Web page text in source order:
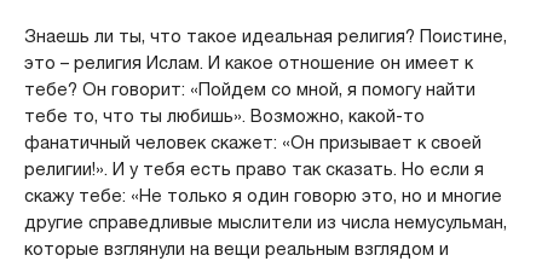
Знаешь ли ты, что такое идеальная религия? Поистине,
это – религия Ислам. И какое отношение он имеет к
тебе? Он говорит: «Пойдем со мной, я помогу найти
тебе то, что ты любишь». Возможно, какой-то
фанатичный человек скажет: «Он призывает к своей
религии!». И у тебя есть право так сказать. Но если я
скажу тебе: «Не только я один говорю это, но и многие
другие справедливые мыслители из числа немусульман,
которые взглянули на вещи реальным взглядом и